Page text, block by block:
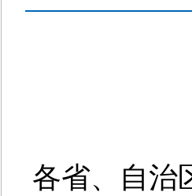
各省、自治